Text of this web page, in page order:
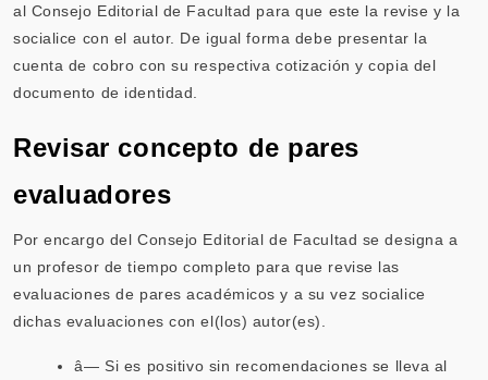
al Consejo Editorial de Facultad para que este la revise y la
socialice con el autor. De igual forma debe presentar la
cuenta de cobro con su respectiva cotización y copia del
documento de identidad.
Revisar concepto de pares
evaluadores
Por encargo del Consejo Editorial de Facultad se designa a
un profesor de tiempo completo para que revise las
evaluaciones de pares académicos y a su vez socialice
dichas evaluaciones con el(los) autor(es).
â— Si es positivo sin recomendaciones se lleva al